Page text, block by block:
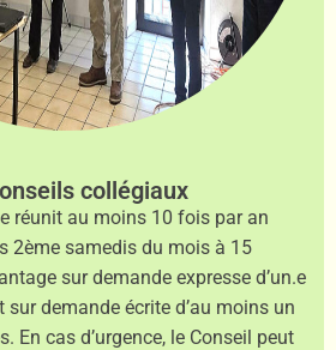
collégiaux
réunit au moins 10 fois par an
2ème samedis du mois à 15
sur demande expresse d’un.e
sur demande écrite d’au moins un
En cas d’urgence, le Conseil peut